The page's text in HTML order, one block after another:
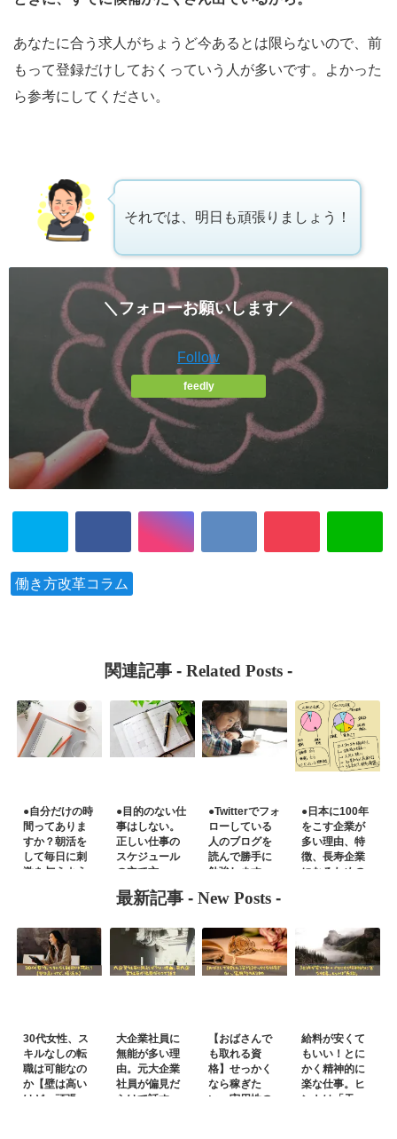
あなたに合う求人がちょうど今あるとは限らないので、前
もって登録だけしておくっていう人が多いです。よかった
ら参考にしてください。
それでは、明日も頑張りましょう！
＼フォローお願いします／
Follow
feedly
働き方改革コラム
関連記事 - Related Posts -
●自分だけの時
間ってありま
すか？朝活を
して毎日に刺
激を与えよう
●目的のない仕
事はしない。
正しい仕事の
スケジュール
の立て方。
●Twitterでフォ
ローしている
人のブログを
読んで勝手に
勉強します
●日本に100年
をこす企業が
多い理由、特
徴、長寿企業
になるための
最新記事 - New Posts -
30代女性、ス
キルなしの転
職は可能なの
か【壁は高い
けど、頑張
大企業社員に
無能が多い理
由。元大企業
社員が偏見だ
らけで話す
【おばさんで
も取れる資
格】せっかく
なら稼ぎた
い。実用性の
給料が安くて
もいい！とに
かく精神的に
楽な仕事。ヒ
ントは「天